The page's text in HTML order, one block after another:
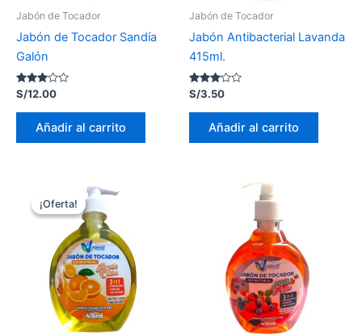
Jabón de Tocador
Jabón de Tocador Sandía
Galón
Valorado
con
2.90
S/12.00
Añadir al carrito
Jabón de Tocador
Jabón Antibacterial Lavanda
415ml.
Valorado
con
3.01
S/3.50
Añadir al carrito
¡Oferta!
¡Oferta!
precio
original
S/5.00.
El
precio
actual
es:
S/4.50.